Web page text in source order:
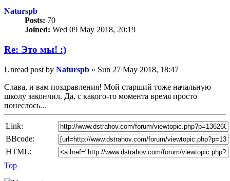
Naturspb
Posts: 70
Joined: Wed 09 May 2018, 20:19
Re: Это мы! :)
Unread post by Naturspb » Sun 27 May 2018, 18:47
Слава, и вам поздравления! Мой старший тоже начальную
школу закончил. Да, с какого-то момента время просто
понеслось...
Link:
BBcode:
HTML:
Top